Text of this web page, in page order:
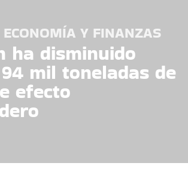
ECONOMÍA Y FINANZAS
ha disminuido
mil toneladas de
efecto